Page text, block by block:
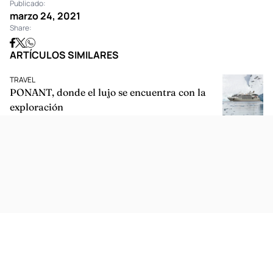
el Cañón del Sumidero
Palenque
pues son una delicia
Escrito por Rebeca Penhos
Publicado:
marzo 24, 2021
Share: